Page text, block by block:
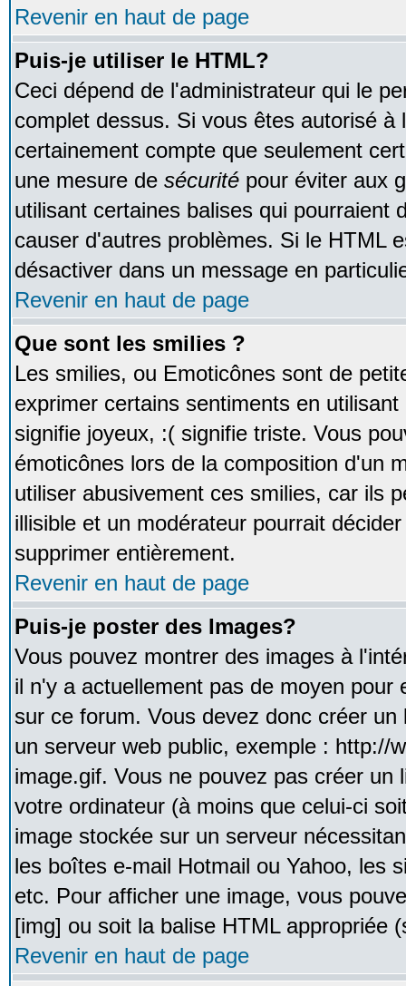
Revenir en haut de page
Puis-je utiliser le HTML?
Ceci dépend de l'administrateur qui le
complet dessus. Si vous êtes autorisé à
certainement compte que seulement
une mesure de sécurité pour éviter aux
utilisant certaines balises qui pourraient
causer d'autres problèmes. Si le HTML
désactiver dans un message en
Revenir en haut de page
Que sont les smilies ?
Les smilies, ou Emoticônes sont de
exprimer certains sentiments en
signifie joyeux, :( signifie triste. Vous
émoticônes lors de la composition d'un
utiliser abusivement ces smilies, car ils
illisible et un modérateur pourrait
supprimer entièrement.
Revenir en haut de page
Puis-je poster des Images?
Vous pouvez montrer des images à
il n'y a actuellement pas de moyen pour
sur ce forum. Vous devez donc créer
un serveur web public, exemple : http://
image.gif. Vous ne pouvez pas créer un
votre ordinateur (à moins que celui-ci
image stockée sur un serveur
les boîtes e-mail Hotmail ou Yahoo, les
etc. Pour afficher une image, vous
[img] ou soit la balise HTML appropriée
Revenir en haut de page